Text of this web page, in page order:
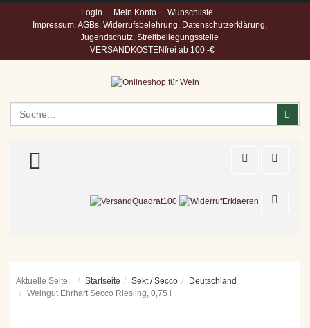
Login Mein Konto
Wunschliste
Impressum, AGBs, Widerrufsbelehrung, Datenschutzerklärung,
Jugendschutz, Streitbeilegungsstelle
VERSANDKOSTENfrei ab 100,-€
TOGGLE MENU
Aktuelle Seite: Startseite Sekt / Secco
Deutschland
Weingut Ehrhart Secco Riesling, 0,75 l